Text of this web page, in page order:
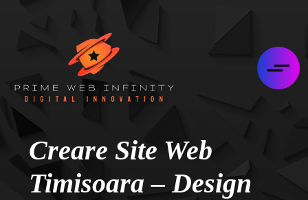
Creare Site Web
Timisoara – Design